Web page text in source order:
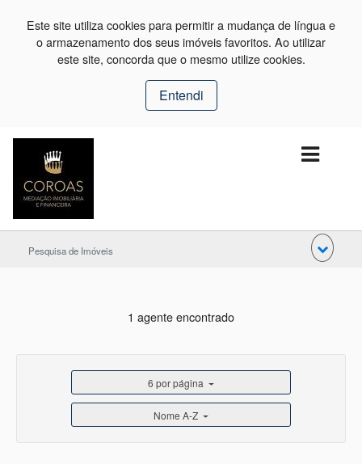
Este site utiliza cookies para permitir a mudança de língua e
o armazenamento dos seus imóveis favoritos. Ao utilizar
este site, concorda que o mesmo utilize cookies.
Entendi
Pesquisa de Imóveis
1 agente encontrado
6 por página
Nome A-Z